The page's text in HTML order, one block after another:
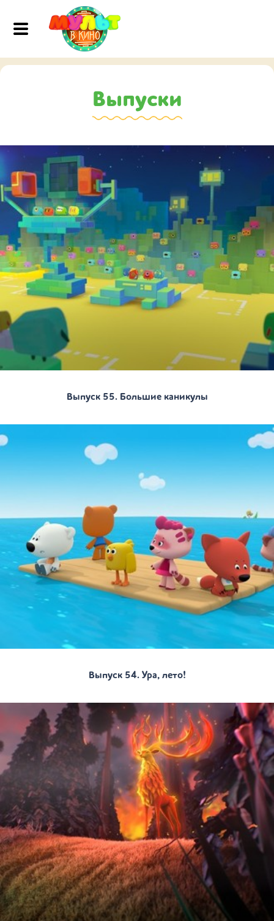
Выпуски
Выпуск 55. Большие каникулы
Выпуск 54. Ура, лето!